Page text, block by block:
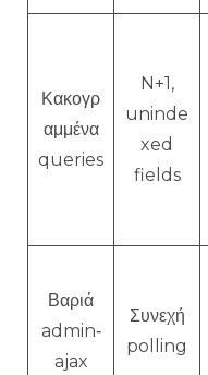
Κακογρ
αμμένα
queries
N+1,
uninde
xed
fields
Βαριά
admin‑
ajax
Συνεχή
polling